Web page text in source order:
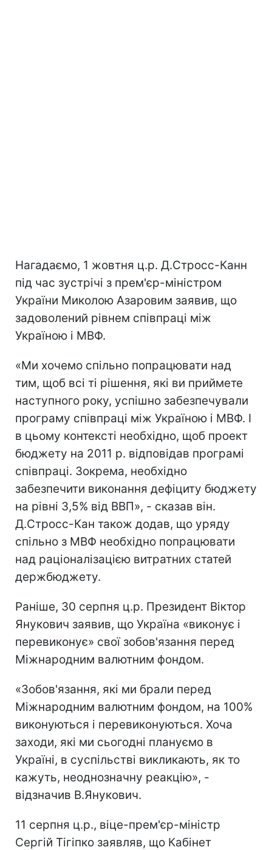
Нагадаємо, 1 жовтня ц.р. Д.Стросс-Канн
під час зустрічі з прем'єр-міністром
України Миколою Азаровим заявив, що
задоволений рівнем співпраці між
Україною і МВФ.
«Ми хочемо спільно попрацювати над
тим, щоб всі ті рішення, які ви приймете
наступного року, успішно забезпечували
програму співпраці між Україною і МВФ. І
в цьому контексті необхідно, щоб проект
бюджету на 2011 р. відповідав програмі
співпраці. Зокрема, необхідно
забезпечити виконання дефіциту бюджету
на рівні 3,5% від ВВП», - сказав він.
Д.Стросс-Кан також додав, що уряду
спільно з МВФ необхідно попрацювати
над раціоналізацією витратних статей
держбюджету.
Раніше, 30 серпня ц.р. Президент Віктор
Янукович заявив, що Україна «виконує і
перевиконує» свої зобов'язання перед
Міжнародним валютним фондом.
«Зобов'язання, які ми брали перед
Міжнародним валютним фондом, на 100%
виконуються і перевиконуються. Хоча
заходи, які ми сьогодні плануємо в
Україні, в суспільстві викликають, як то
кажуть, неоднозначну реакцію», -
відзначив В.Янукович.
11 серпня ц.р., віце-прем'єр-міністр
Сергій Тігіпко заявляв, що Кабінет